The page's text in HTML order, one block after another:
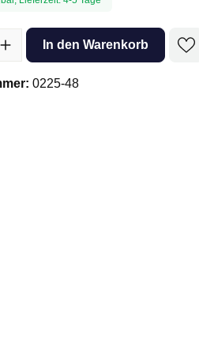
Gib den gewünschten Wert ein
In den Warenkorb
0225-48